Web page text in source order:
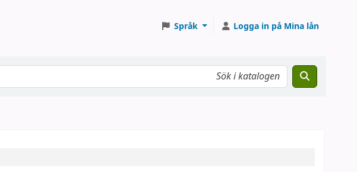
Språk Logga in på Mina lån